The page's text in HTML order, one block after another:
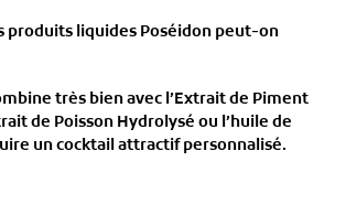
produits liquides Poséidon peut-on
très bien avec l’Extrait de Piment
de Poisson Hydrolysé ou l’huile de
un cocktail attractif personnalisé.